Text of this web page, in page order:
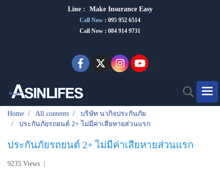
Line : Make Insurance Easy
Call Now : 095 952 6514
Call Now : 084 914 9731
Home All contents
บริษัท นวกิจประกันภัย
ประกันภัยรถยนต์ 2+ ไม่มีค่าเสียหายส่วนแรก
ประกันภัยรถยนต์ 2+ ไม่มีค่าเสียหายส่วนแรก
9235 Views